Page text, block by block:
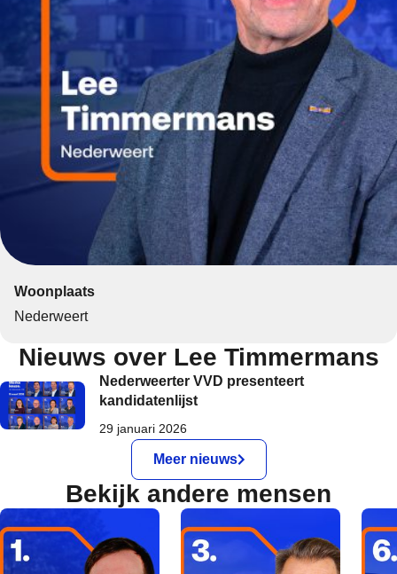
Woonplaats
Nederweert
Nieuws over Lee Timmermans
Nederweerter VVD presenteert
kandidatenlijst
29 januari 2026
Meer nieuws
Bekijk andere mensen